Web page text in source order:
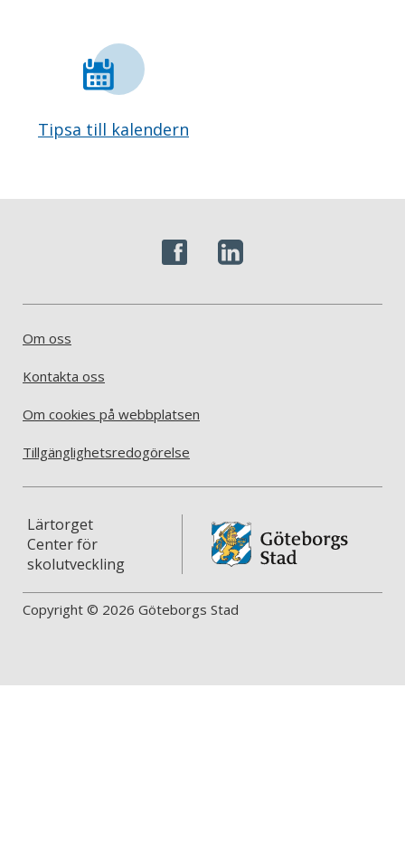
Tipsa till kalendern
Om oss
Kontakta oss
Om cookies på webbplatsen
Tillgänglighetsredogörelse
Lärtorget
Center för
skolutveckling
Copyright © 2026 Göteborgs Stad